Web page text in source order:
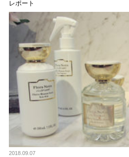
レポート
2018.09.07